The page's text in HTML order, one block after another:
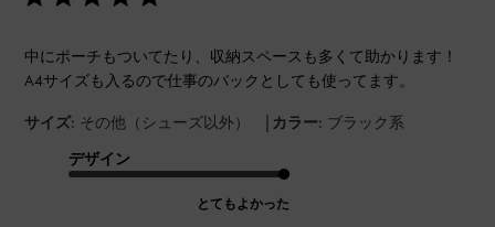
中にポーチもついてたり、収納スペースも多くて助かります！
A4サイズも入るので仕事のバックとしても使ってます。
サイズ: その他（シューズ以外） | カラー: ブラック系
デザイン
とてもよかった